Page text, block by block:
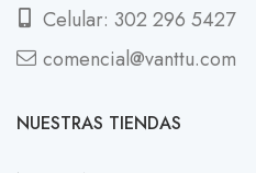
Celular: 302 296 5427
comencial@vanttu.com
NUESTRAS TIENDAS